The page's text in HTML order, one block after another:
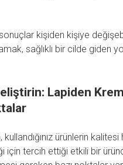
sonuçlar kişiden kişiye
sağlıklı bir cilde giden
Lapiden
ürünlerin
için tercih ettiği etkili bir